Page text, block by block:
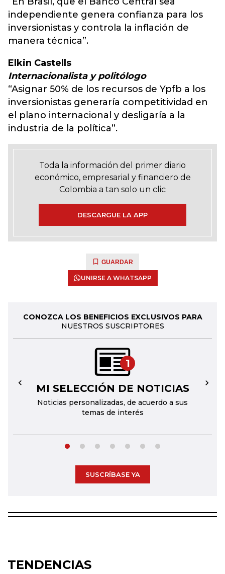
independiente genera confianza para los
inversionistas y controla la inflación de
manera técnica”.
Elkin Castells
Internacionalista y politólogo
“Asignar 50% de los recursos de Ypfb a los
inversionistas generaría competitividad en
el plano internacional y desligaría a la
industria de la política”.
Toda la información del primer diario
económico, empresarial y financiero de
Colombia a tan solo un clic
DESCARGUE LA APP
GUARDAR
UNIRSE A WHATSAPP
CONOZCA LOS BENEFICIOS EXCLUSIVOS PARA
NUESTROS SUSCRIPTORES
1
MI SELECCIÓN DE NOTICIAS
Noticias personalizadas, de acuerdo a sus
temas de interés
← →
SUSCRÍBASE YA
TENDENCIAS